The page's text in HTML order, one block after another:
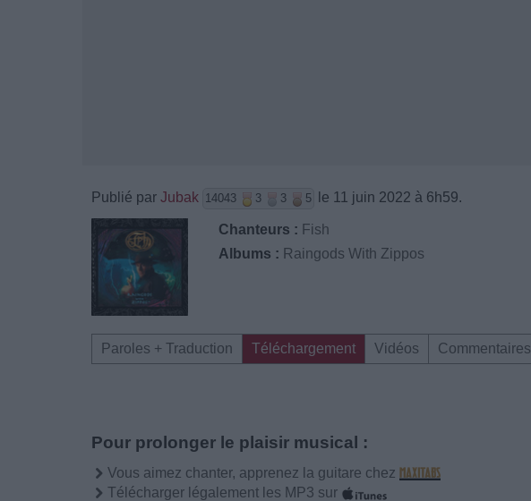
Publié par Jubak 14043 3 3 5 le 11 juin 2022 à 6h59.
Chanteurs : Fish
Albums : Raingods With Zippos
Paroles + Traduction Téléchargement Vidéos Commentaires
Pour prolonger le plaisir musical :
Vous aimez chanter, apprenez la guitare chez
Télécharger légalement les MP3 sur